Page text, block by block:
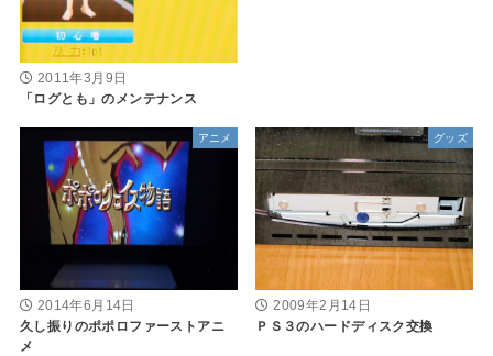
2011年3月9日
「ログとも」のメンテナンス
アニメ
2014年6月14日
久し振りのポポロファーストアニ
メ
グッズ
2009年2月14日
ＰＳ３のハードディスク交換